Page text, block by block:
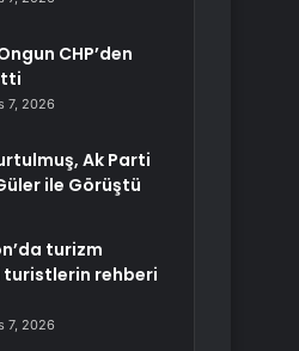
CHP’den
7, 2026
Ak Parti
ile Görüştü
turizm
rehberi
7, 2026